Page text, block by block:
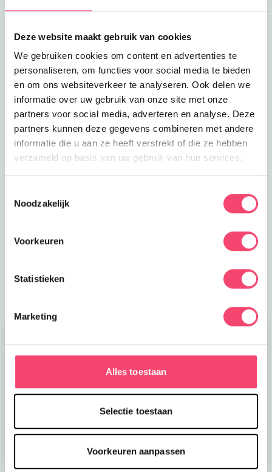
Deze website maakt gebruik van cookies
We gebruiken cookies om content en advertenties te
personaliseren, om functies voor social media te bieden
en om ons websiteverkeer te analyseren. Ook delen we
informatie over uw gebruik van onze site met onze
partners voor social media, adverteren en analyse. Deze
partners kunnen deze gegevens combineren met andere
informatie die u aan ze heeft verstrekt of die ze hebben
verzameld op basis van uw gebruik van hun services.
Noodzakelijk
Voorkeuren
Statistieken
Marketing
Alles toestaan
Selectie toestaan
Voorkeuren aanpassen
Back to School: clubjes, feestjes en uitjes!
Oehhh het is bijna zover: de start van het schooljaar
2026/2027! Zijn jij en je kids er klaar voor? Ontdek
leuke (sport)clubjes, kinderfeestjes en uitjes die je in
de eerste weken van het nieuwe schooljaar écht niet
mailspecial. Dan kun jij straks op het schoolplein
Ja, ik ontvang 'm graag!
Kroon op de taart bij
kinderen!